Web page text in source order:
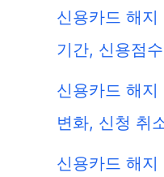
신용카드 해지
기간, 신용점
신용카드 해지
변화, 신청 취
신용카드 해